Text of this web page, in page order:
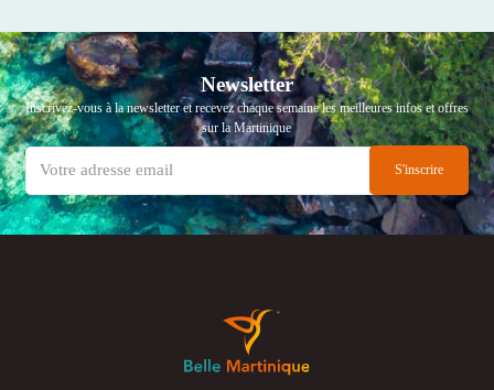
Newsletter
Inscrivez-vous à la newsletter et recevez chaque semaine les meilleures infos et offres
sur la Martinique